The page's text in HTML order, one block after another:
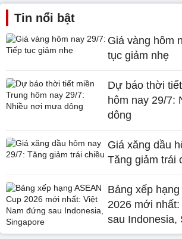
Tin nổi bật
Giá vàng hôm
tục giảm nhẹ
Dự báo thời
hôm nay 29/7:
dông
Giá xăng dầu
Tăng giảm trái
Bảng xếp
2026 mới
sau Indonesia,